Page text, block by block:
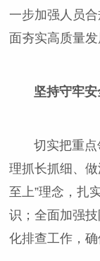
一步加强人员
面夯实高质量发
坚持守牢安
切实把重点
理抓长抓细、
至上”理念，扎
识；全面加强
化排查工作，确